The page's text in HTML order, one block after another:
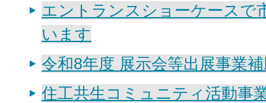
エントランスショーケースで
います
令和8年度 展示会等出展事業
住工共生コミュニティ活動事